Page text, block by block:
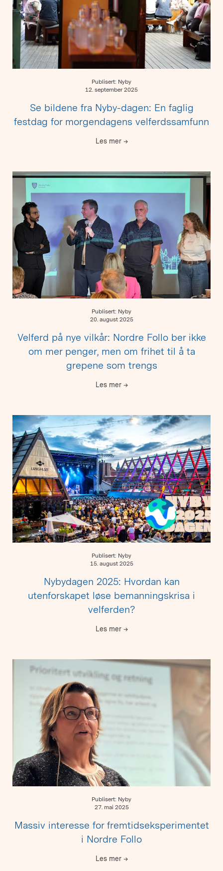
Publisert: Nyby
12. september 2025
Se bildene fra Nyby-dagen: En faglig
festdag for morgendagens velferdssamfunn
Les mer →
Publisert: Nyby
20. august 2025
Velferd på nye vilkår: Nordre Follo ber ikke
om mer penger, men om frihet til å ta
grepene som trengs
Les mer →
Publisert: Nyby
15. august 2025
Nybydagen 2025: Hvordan kan
utenforskapet løse bemanningskrisa i
velferden?
Les mer →
Publisert: Nyby
27. mai 2025
Massiv interesse for fremtidseksperimentet
i Nordre Follo
Les mer →